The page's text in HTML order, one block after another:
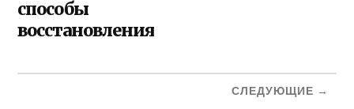
способы
восстановления
СЛЕДУЮЩИЕ →